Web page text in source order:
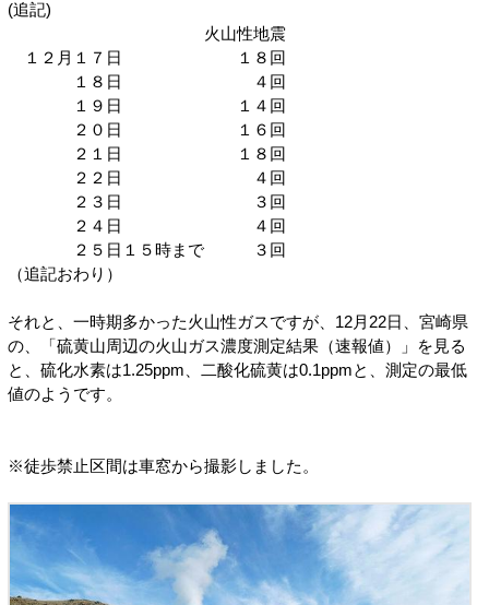
(追記)
火山性地震
１２月１７日 １８回
１８日 ４回
１９日 １４回
２０日 １６回
２１日 １８回
２２日 ４回
２３日 ３回
２４日 ４回
２５日１５時まで ３回
（追記おわり）
それと、一時期多かった火山性ガスですが、12月22日、宮崎県
の、「硫黄山周辺の火山ガス濃度測定結果（速報値）」を見る
と、硫化水素は1.25ppm、二酸化硫黄は0.1ppmと、測定の最低
値のようです。
※徒歩禁止区間は車窓から撮影しました。